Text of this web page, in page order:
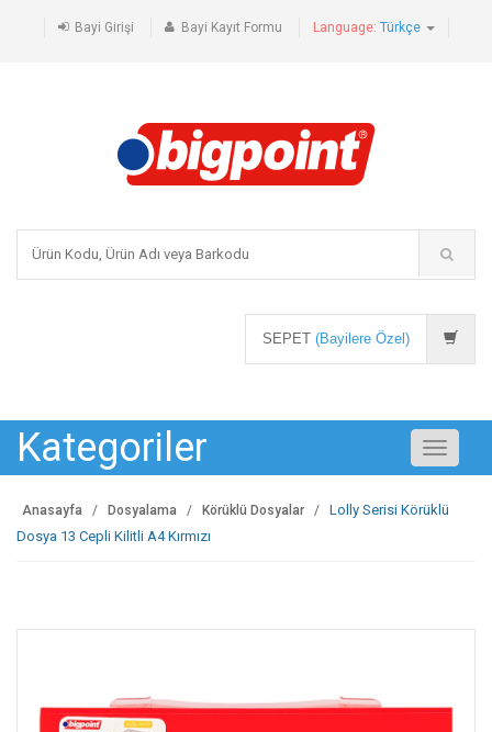
Bayi Girişi Bayi Kayıt Formu Language: Türkçe
SEPET (Bayilere Özel)
Kategoriler
Toggle
Anasayfa Dosyalama Körüklü Dosyalar
Lolly Serisi Körüklü
Dosya 13 Cepli Kilitli A4 Kırmızı